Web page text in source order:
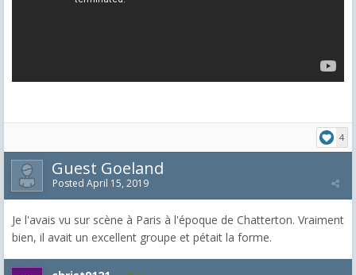
4
Guest Goeland
Posted April 15, 2019
Je l'avais vu sur scène à Paris à l'époque de Chatterton. Vraiment
bien, il avait un excellent groupe et pétait la forme.